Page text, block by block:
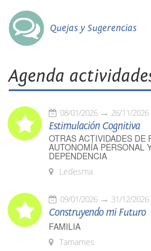
Quejas y Sugerencias
Agenda
08/01/2026 26/11/2026
Estimulación Cognitiva
OTRAS ACTIVIDADES DE
AUTONOMÍA PERSONAL
DEPENDENCIA
Ledesma
09/01/2026 31/12/2026
Construyendo mi Futuro
FAMILIA
Tamames